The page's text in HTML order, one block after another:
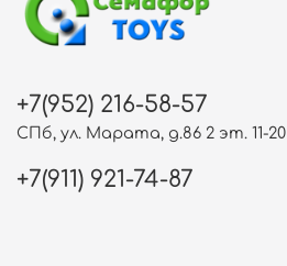
+7(952) 216-58-57
СПб, ул. Марата, д.86 2 эт. 11-20
+7(911) 921-74-87